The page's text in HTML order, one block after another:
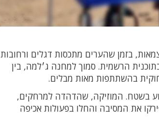
בזמן שהערים מתכסות דגלים ורחובות
הרשמית. סמוך למחנה ג׳למה, בין
בהשתתפות מאות מבלים.
בשטח. המוזיקה, שהדהדה למרחקים,
את המסיבה והחלו בפעולות אכיפה